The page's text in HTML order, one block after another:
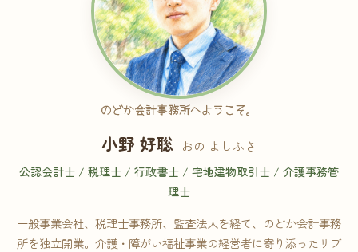
のどか会計事務所へようこそ。
小野 好聡 おの よしふさ
公認会計士 / 税理士 / 行政書士 / 宅地建物取引士 / 介護事務管
理士
一般事業会社、税理士事務所、監査法人を経て、のどか会計事務
所を独立開業。介護・障がい福祉事業の経営者に寄り添ったサブ